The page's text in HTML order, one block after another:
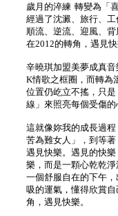
歲月的淬練 轉變為「
經過了沈澱、旅行、
順流、逆流、迎風、
在2012的轉角，遇見
辛曉琪加盟美夢成真
K情歌之框圈，而轉為
位置仍屹立不搖，只
線」來照亮每個受傷
這就像妳我的成長過
苦為難女人」，到等
遇見快樂。遇見的快
樂，而是一顆心乾乾
一個舒服自在的下午
吸的運氣，懂得欣賞
角，遇見快樂。